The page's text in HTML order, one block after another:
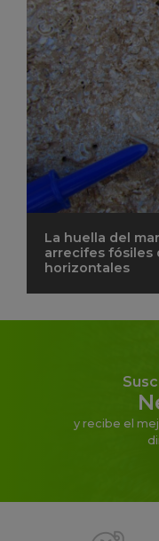
La huella del
arrecifes fósiles
horizontales
y recibe el